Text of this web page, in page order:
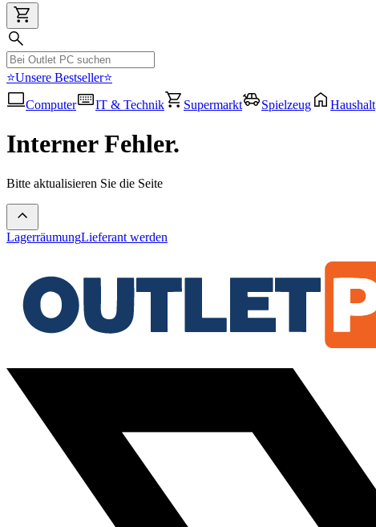
⭐Unsere Bestseller⭐
Computer
IT & Technik Supermarkt Spielzeug Haushalt
Interner Fehler.
Bitte aktualisieren Sie die Seite
LagerräumungLieferant werden